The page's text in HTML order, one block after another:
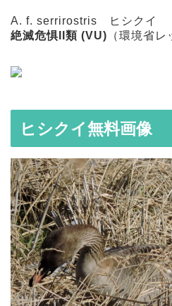
A. f. serrirostris ヒシクイ
絶滅危惧II類 (VU) （環境省レ
ヒシクイ無料画像